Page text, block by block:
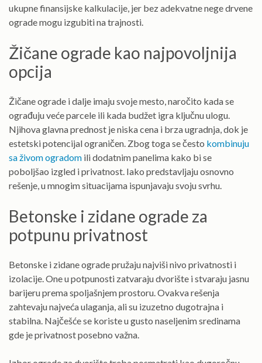
ukupne finansijske kalkulacije, jer bez adekvatne nege drvene
ograde mogu izgubiti na trajnosti.
Žičane ograde kao najpovoljnija
opcija
Žičane ograde i dalje imaju svoje mesto, naročito kada se
ograđuju veće parcele ili kada budžet igra ključnu ulogu.
Njihova glavna prednost je niska cena i brza ugradnja, dok je
estetski potencijal ograničen. Zbog toga se često kombinuju
sa živom ogradom ili dodatnim panelima kako bi se
poboljšao izgled i privatnost. Iako predstavljaju osnovno
rešenje, u mnogim situacijama ispunjavaju svoju svrhu.
Betonske i zidane ograde za
potpunu privatnost
Betonske i zidane ograde pružaju najviši nivo privatnosti i
izolacije. One u potpunosti zatvaraju dvorište i stvaraju jasnu
barijeru prema spoljašnjem prostoru. Ovakva rešenja
zahtevaju najveća ulaganja, ali su izuzetno dugotrajna i
stabilna. Najčešće se koriste u gusto naseljenim sredinama
gde je privatnost posebno važna.